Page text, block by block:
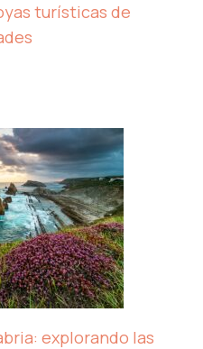
turísticas de
explorando las